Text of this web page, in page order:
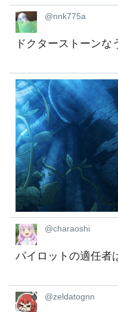
@nnk775a
ドクターストーンな
@charaoshi
パイロットの適任者
@zeldatognn